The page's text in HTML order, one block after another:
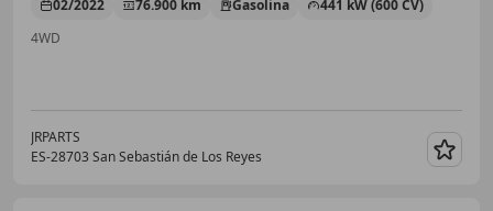
02/2022 76.900 km Gasolina
441 kW (600 CV)
4WD
JRPARTS
ES-28703 San Sebastián de Los Reyes